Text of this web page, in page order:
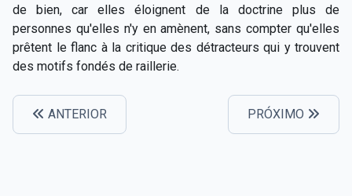
de bien, car elles éloignent de la doctrine plus de
personnes qu'elles n'y en amènent, sans compter qu'elles
prêtent le flanc à la critique des détracteurs qui y trouvent
des motifs fondés de raillerie.
ANTERIOR PRÓXIMO